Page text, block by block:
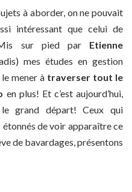
à aborder, on ne pouvait
intéressant que celui de
sur pied par Etienne
mes études en gestion
mener à traverser tout le
en plus! Et c’est aujourd’hui,
grand départ! Ceux qui
étonnés de voir apparaître ce
de bavardages, présentons